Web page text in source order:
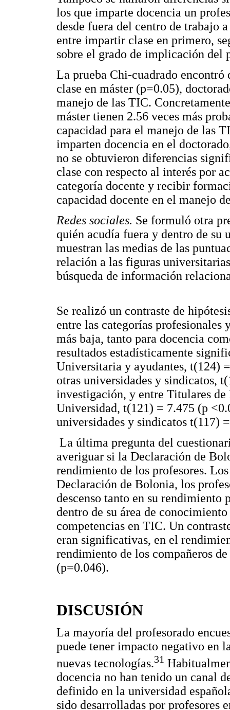
los que imparte docencia un
desde fuera del centro de trabajo
entre impartir clase en primero,
sobre el grado de implicación del
La prueba Chi-cuadrado
clase en máster (p=0.05),
manejo de las TIC.
máster tienen 2.56 veces más
capacidad para el manejo de las
imparten docencia en el
no se obtuvieron diferencias
clase con respecto al interés por
categoría docente y recibir
capacidad docente en el manejo
Redes sociales. Se formuló otra
quién acudía fuera y dentro de su
muestran las medias de las
relación a las figuras
búsqueda de información
Se realizó un contraste de
entre las categorías profesionales
más baja, tanto para docencia
resultados estadísticamente
Universitaria y ayudantes, t(124)
otras universidades y sindicatos,
investigación, y entre Titulares
Universidad, t(121) = 7.475 (p
universidades y sindicatos t(117)
La última pregunta del
averiguar si la Declaración de
rendimiento de los profesores.
Declaración de Bolonia, los
descenso tanto en su
dentro de su área de
competencias en TIC. Un
eran significativas, en el
rendimiento de los compañeros
(p=0.046).
DISCUSIÓN
La mayoría del profesorado
puede tener impacto negativo en
nuevas tecnologías.31
docencia no han tenido un canal
definido en la universidad
sido desarrolladas por profesores